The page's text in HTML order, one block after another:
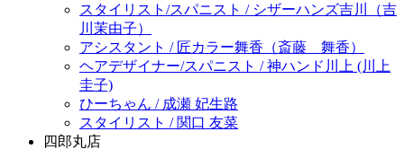
スタイリスト/スパニスト / シザーハンズ吉川（吉
川茉由子）
アシスタント / 匠カラー舞香（斎藤 舞香）
ヘアデザイナー/スパニスト / 神ハンド川上 (川上
圭子)
ひーちゃん / 成瀬 妃生路
スタイリスト / 関口 友菜
四郎丸店